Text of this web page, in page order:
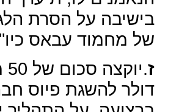
בישיבה על הסרת
של מחמוד עבאס
ז
דולר להשגת פיוס